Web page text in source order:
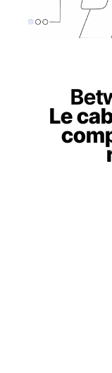
Le